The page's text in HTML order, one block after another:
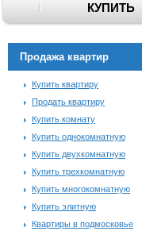
КУПИТЬ
Продажа квартир
Купить квартиру
Продать квартиру
Купить комнату
Купить однокомнатную
Купить двухкомнатную
Купить трехкомнатную
Купить многокомнатную
Купить элитную
Квартиры в подмосковье